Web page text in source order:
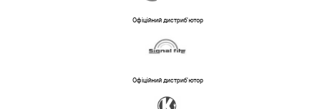
Офіційний дистриб'ютор
Офіційний дистриб'ютор